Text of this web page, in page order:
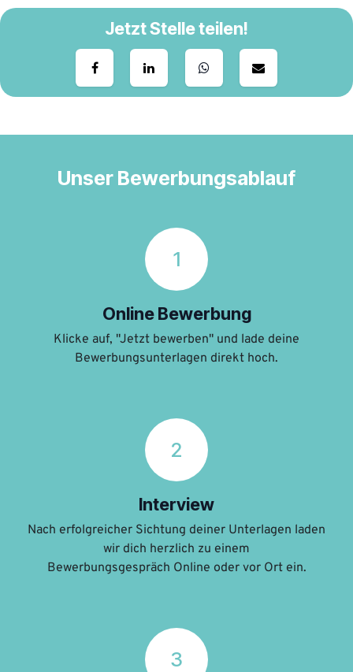
Jetzt Stelle teilen!
Unser Bewerbungsablauf
1
Online Bewerbung
Klicke auf, "Jetzt bewerben" und lade deine
Bewerbungsunterlagen direkt hoch.
2
Interview
Nach erfolgreicher Sichtung deiner Unterlagen laden
wir dich herzlich zu einem
Bewerbungsgespräch Online oder vor Ort ein.
3